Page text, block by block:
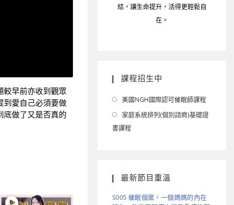
較早前亦收到觀眾
到愛自己必須要做
底做了又是否真的
結，讓生命提升，活得更輕鬆自
在。
課程招生中
美國NGH國際認可催眠師課程
家庭系統排列(個別諮商)基礎證
書課程
最新節目重溫
S005 催眠個案，一個媽媽的內在